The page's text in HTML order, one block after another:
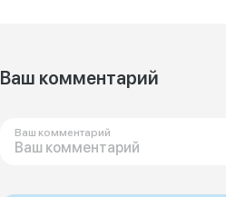
Ваш комментарий
Ваш комментарий